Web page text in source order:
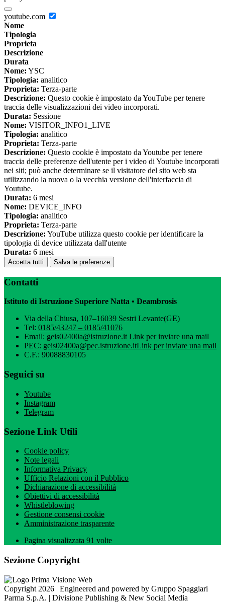
youtube.com
Nome
Tipologia
Proprieta
Descrizione
Durata
Nome: YSC
Tipologia: analitico
Proprieta: Terza-parte
Descrizione: Questo cookie è impostato da YouTube per tenere
traccia delle visualizzazioni dei video incorporati.
Durata: Sessione
Nome: VISITOR_INFO1_LIVE
Tipologia: analitico
Proprieta: Terza-parte
Descrizione: Questo cookie è impostato da Youtube per tenere
traccia delle preferenze dell'utente per i video di Youtube incorporati
nei siti; può anche determinare se il visitatore del sito web sta
utilizzando la nuova o la vecchia versione dell'interfaccia di
Youtube.
Durata: 6 mesi
Nome: DEVICE_INFO
Tipologia: analitico
Proprieta: Terza-parte
Descrizione: YouTube utilizza questo cookie per identificare la
tipologia di device utilizzata dall'utente
Durata: 6 mesi
Accetta tutti Salva le preferenze
Contatti
Istituto di Istruzione Superiore Natta • Deambrosis
Via della Chiusa, 107–16039 Sestri Levante(GE)
Tel: 0185/43247 – 0185/41076
Email: geis02400a@istruzione.itLink per inviare una mail
PEC: geis02400a@pec.istruzione.itLink per inviare una mail
C.F.: 90088830105
Seguici su
Youtube
Instagram
Telegram
Sezione Link Utili
Cookie policy
Note legali
Informativa Privacy
Ufficio Relazioni con il Pubblico
Dichiarazione di accessibilità
Obiettivi di accessibilità
Whistleblowing
Gestione consensi cookie
Amministrazione trasparente
Pagina visualizzata 91 volte
Sezione Copyright
Copyright 2026 | Engineered and powered by Gruppo Spaggiari
Parma S.p.A. | Divisione Publishing & New Social Media